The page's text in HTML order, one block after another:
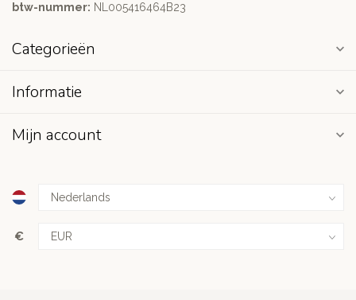
btw-nummer: NL005416464B23
Categorieën
Informatie
Mijn account
€